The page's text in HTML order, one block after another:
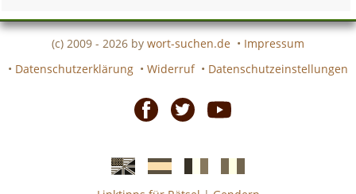
(c) 2009 - 2026 by wort-suchen.de • Impressum
• Datenschutzerklärung • Widerruf • Datenschutzeinstellungen